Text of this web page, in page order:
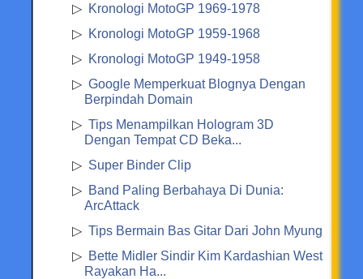
Kronologi MotoGP 1969-1978
Kronologi MotoGP 1959-1968
Kronologi MotoGP 1949-1958
Google Memperkuat Blognya Dengan
Berpindah Domain
Tips Menampilkan Hologram 3D
Dengan Tempat CD Beka...
Super Binder Clip
Band Paling Berbahaya Di Dunia:
ArcAttack
Tips Bermain Bas Gitar Dari John Myung
Bette Midler Sindir Kim Kardashian West
Rayakan Ha...